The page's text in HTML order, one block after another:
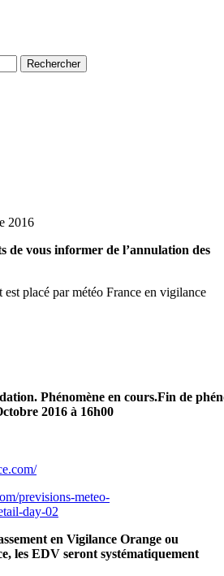
2016
de vous informer de l’annulation des
placé par météo France en vigilance
Phénomène en cours.Fin de
2016 à 16h00
previsions-meteo-
day-02
en Vigilance Orange ou
les EDV seront systématiquement